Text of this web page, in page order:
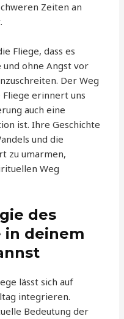
Zeiten an
Fliege, dass es
ohne Angst vor
Der Weg
erinnert uns
auch eine
ist. Ihre Geschichte
und die
zu umarmen,
Weg
des
in deinem
lässt sich auf
integrieren.
Bedeutung der